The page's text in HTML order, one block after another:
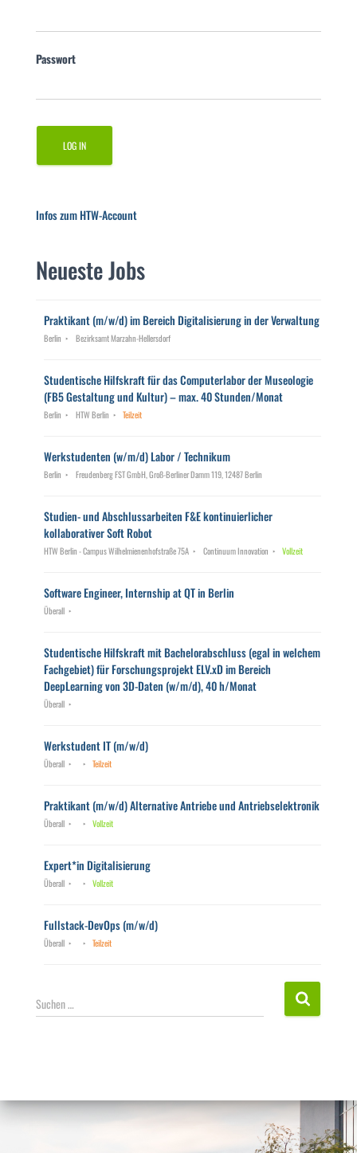
Passwort
Infos zum HTW-Account
Neueste Jobs
Praktikant (m/w/d) im Bereich Digitalisierung in der Verwaltung
Berlin Bezirksamt Marzahn-Hellersdorf
Studentische Hilfskraft für das Computerlabor der Museologie
(FB5 Gestaltung und Kultur) – max. 40 Stunden/Monat
Berlin HTW Berlin Teilzeit
Werkstudenten (w/m/d) Labor / Technikum
Berlin Freudenberg FST GmbH, Groß-Berliner Damm 119, 12487 Berlin
Studien- und Abschlussarbeiten F&E kontinuierlicher
kollaborativer Soft Robot
HTW Berlin - Campus Wilhelmienenhofstraße 75A Continuum Innovation Vollzeit
Software Engineer, Internship at QT in Berlin
Überall
Studentische Hilfskraft mit Bachelorabschluss (egal in welchem
Fachgebiet) für Forschungsprojekt ELV.xD im Bereich
DeepLearning von 3D-Daten (w/m/d), 40 h/Monat
Überall
Werkstudent IT (m/w/d)
Überall Teilzeit
Praktikant (m/w/d) Alternative Antriebe und Antriebselektronik
Überall Vollzeit
Expert*in Digitalisierung
Überall Vollzeit
Fullstack-DevOps (m/w/d)
Überall Teilzeit
S
u
n
Suchen …